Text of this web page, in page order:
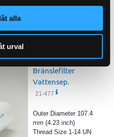
alla
urval
Pris exkl. 925.00
Bränslefilter
Vattensep.
21-477
Outer Diameter 107.4
mm (4.23 inch)
Thread Size 1-14 UN